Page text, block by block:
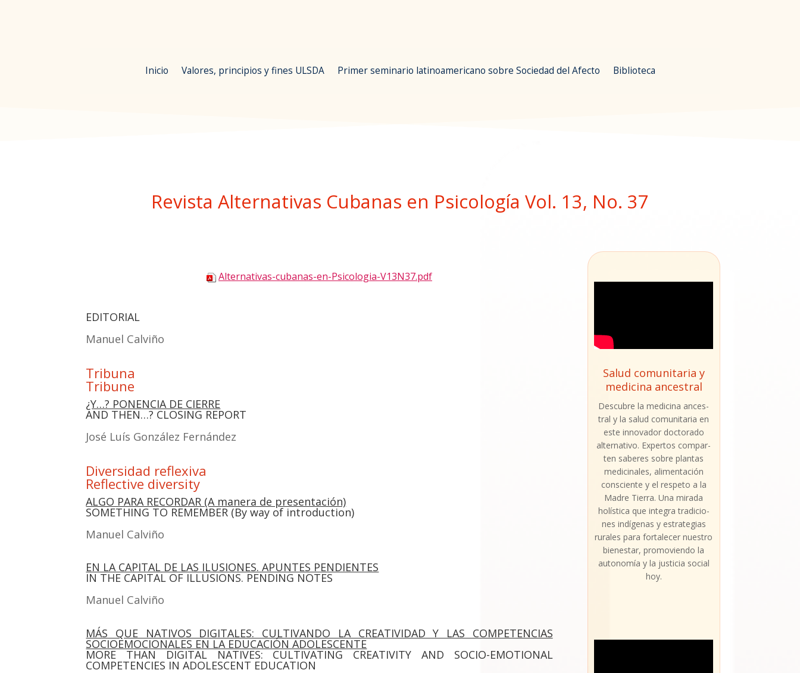
Inicio Valores, principios y fines ULSDA Primer seminario latinoamericano sobre Sociedad del Afecto Biblioteca
Revista Alternativas Cubanas en Psicología Vol. 13, No. 37
Alternativas-cubanas-en-Psicologia-V13N37.pdf
EDITORIAL
Manuel Cal­vi­ño
Tribuna
Tribune
¿Y…? PONENCIA DE CIERRE
AND THEN…? CLOSING REPORT
José Luís Gon­zá­lez Fer­nán­dez
Diversidad reflexiva
Reflective diversity
ALGO PARA RECORDAR (A manera de presentación)
SOMETHING TO REMEMBER (By way of introduction)
Manuel Cal­vi­ño
EN LA CAPITAL DE LAS ILUSIONES. APUNTES PENDIENTES
IN THE CAPITAL OF ILLUSIONS. PENDING NOTES
Manuel Cal­vi­ño
MÁS QUE NATIVOS DIGITALES: CULTIVANDO LA CREATIVIDAD Y LAS COMPETENCIAS
SOCIOEMOCIONALES EN LA EDUCACIÓN ADOLESCENTE
MORE THAN DIGITAL NATIVES: CULTIVATING CREATIVITY AND SOCIO-EMOTIONAL
COMPETENCIES IN ADOLESCENT EDUCATION
Salud comunitaria y
medicina ancestral
Des­cu­bre la medi­ci­na ances­
tral y la salud comu­ni­ta­ria en
este inno­va­dor doc­to­ra­do
alter­na­ti­vo. Exper­tos com­par­
ten sabe­res sobre plan­tas
medi­ci­na­les, ali­men­ta­ción
cons­cien­te y el res­pe­to a la
Madre Tie­rra. Una mira­da
holís­ti­ca que inte­gra tra­di­cio­
nes indí­ge­nas y estra­te­gias
rura­les para for­ta­le­cer nues­tro
bien­es­tar, pro­mo­vien­do la
auto­no­mía y la jus­ti­cia social
hoy.